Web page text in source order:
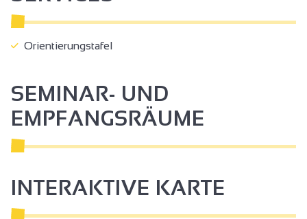
Orientierungstafel
SEMINAR- UND
EMPFANGSRÄUME
INTERAKTIVE KARTE